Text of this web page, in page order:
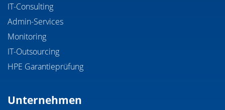
IT-Consulting
Admin-Services
Monitoring
IT-Outsourcing
HPE Garantieprüfung
Unternehmen